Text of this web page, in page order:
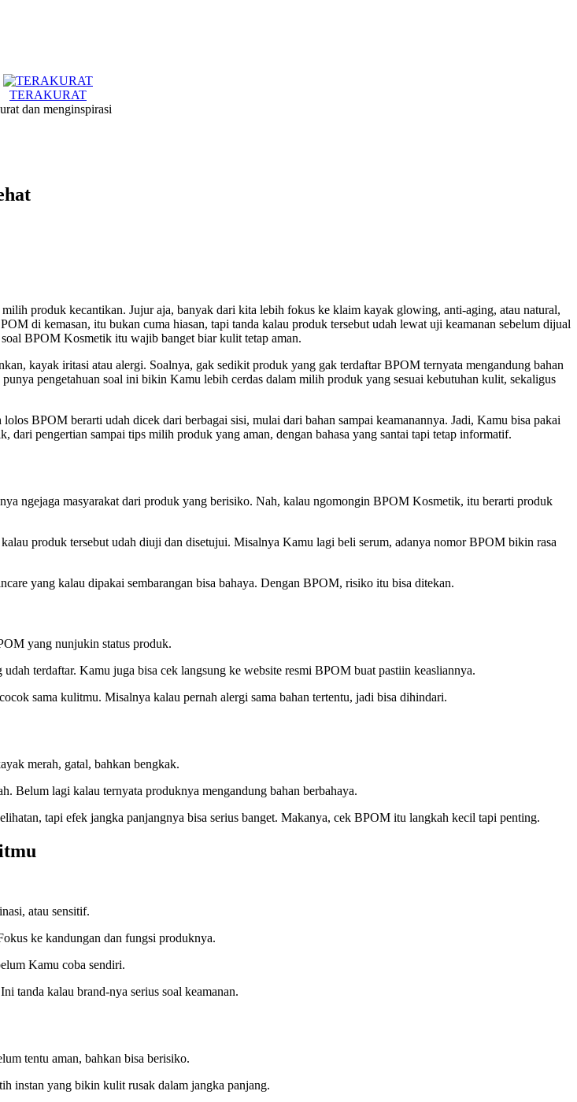
TERAKURAT
dan menginspirasi
produk kecantikan. Jujur aja, banyak dari kita lebih fokus ke klaim kayak glowing, anti-aging, atau natural,
di kemasan, itu bukan cuma hiasan, tapi tanda kalau produk tersebut udah lewat uji keamanan sebelum dijual
BPOM Kosmetik itu wajib banget biar kulit tetap aman.
kayak iritasi atau alergi. Soalnya, gak sedikit produk yang gak terdaftar BPOM ternyata mengandung bahan
pengetahuan soal ini bikin Kamu lebih cerdas dalam milih produk yang sesuai kebutuhan kulit, sekaligus
BPOM berarti udah dicek dari berbagai sisi, mulai dari bahan sampai keamanannya. Jadi, Kamu bisa pakai
pengertian sampai tips milih produk yang aman, dengan bahasa yang santai tapi tetap informatif.
ngejaga masyarakat dari produk yang berisiko. Nah, kalau ngomongin BPOM Kosmetik, itu berarti produk
produk tersebut udah diuji dan disetujui. Misalnya Kamu lagi beli serum, adanya nomor BPOM bikin rasa
yang kalau dipakai sembarangan bisa bahaya. Dengan BPOM, risiko itu bisa ditekan.
yang nunjukin status produk.
terdaftar. Kamu juga bisa cek langsung ke website resmi BPOM buat pastiin keasliannya.
sama kulitmu. Misalnya kalau pernah alergi sama bahan tertentu, jadi bisa dihindari.
merah, gatal, bahkan bengkak.
Belum lagi kalau ternyata produknya mengandung bahan berbahaya.
tapi efek jangka panjangnya bisa serius banget. Makanya, cek BPOM itu langkah kecil tapi penting.
atau sensitif.
ke kandungan dan fungsi produknya.
Kamu coba sendiri.
tanda kalau brand-nya serius soal keamanan.
tentu aman, bahkan bisa berisiko.
instan yang bikin kulit rusak dalam jangka panjang.